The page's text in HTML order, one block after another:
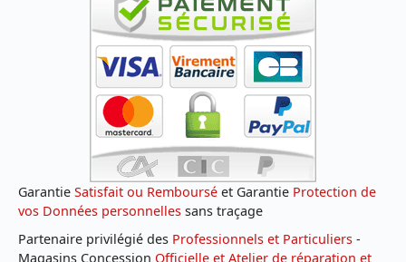
Garantie Satisfait ou Remboursé et Garantie Protection de
vos Données personnelles sans traçage
Partenaire privilégié des Professionnels et Particuliers -
Magasins Concession Officielle et Atelier de réparation et